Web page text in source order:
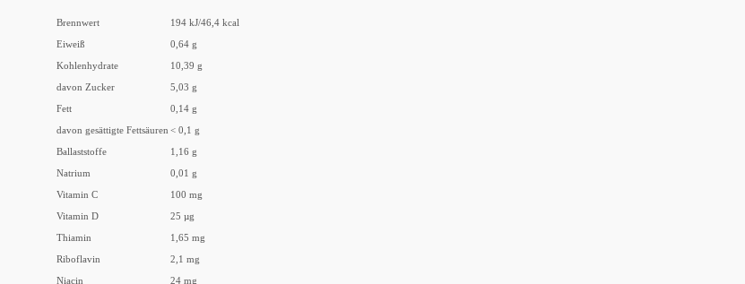
Brennwert 194 kJ/46,4 kcal
Eiweiß 0,64 g
Kohlenhydrate 10,39 g
davon Zucker 5,03 g
Fett 0,14 g
davon gesättigte Fettsäuren < 0,1 g
Ballaststoffe 1,16 g
Natrium 0,01 g
Vitamin C 100 mg
Vitamin D 25 µg
Thiamin 1,65 mg
Riboflavin 2,1 mg
Niacin 24 mg